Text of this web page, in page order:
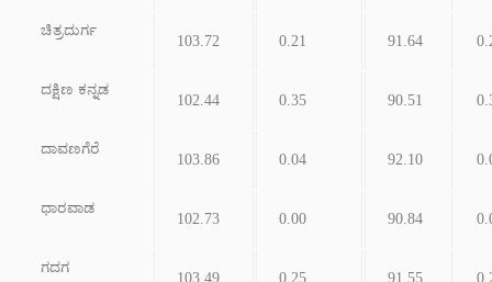
ಚಿತ್ರದುರ್ಗ
103.72 0.21 91.64
ದಕ್ಷಿಣ ಕನ್ನಡ
102.44 0.35 90.51
ದಾವಣಗೆರೆ
103.86 0.04 92.10
ಧಾರವಾಡ
102.73 0.00 90.84
ಗದಗ
103.49 0.25 91.55